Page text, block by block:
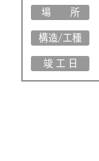
場 所
構造/工種
竣 工 日